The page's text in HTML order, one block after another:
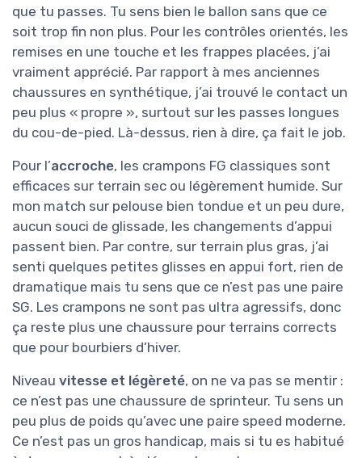
que tu passes. Tu sens bien le ballon sans que ce
soit trop fin non plus. Pour les contrôles orientés, les
remises en une touche et les frappes placées, j’ai
vraiment apprécié. Par rapport à mes anciennes
chaussures en synthétique, j’ai trouvé le contact un
peu plus « propre », surtout sur les passes longues
du cou-de-pied. Là-dessus, rien à dire, ça fait le job.
Pour l’accroche, les crampons FG classiques sont
efficaces sur terrain sec ou légèrement humide. Sur
mon match sur pelouse bien tondue et un peu dure,
aucun souci de glissade, les changements d’appui
passent bien. Par contre, sur terrain plus gras, j’ai
senti quelques petites glisses en appui fort, rien de
dramatique mais tu sens que ce n’est pas une paire
SG. Les crampons ne sont pas ultra agressifs, donc
ça reste plus une chaussure pour terrains corrects
que pour bourbiers d’hiver.
Niveau vitesse et légèreté, on ne va pas se mentir :
ce n’est pas une chaussure de sprinteur. Tu sens un
peu plus de poids qu’avec une paire speed moderne.
Ce n’est pas un gros handicap, mais si tu es habitué